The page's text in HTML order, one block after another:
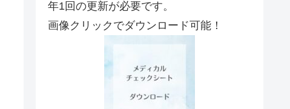
年1回の更新が必要です。
画像クリックでダウンロード可能！